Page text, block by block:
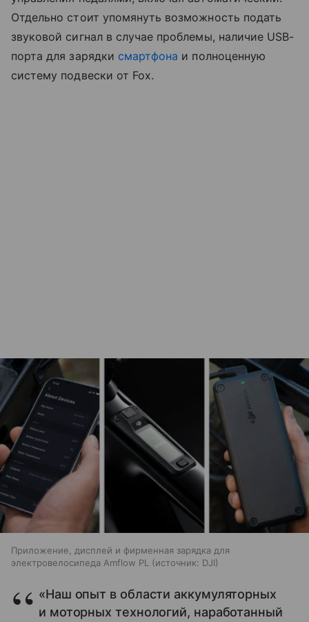
Отдельно стоит упомянуть возможность подать
звуковой сигнал в случае проблемы, наличие USB-
порта для зарядки смартфона и полноценную
систему подвески от Fox.
Приложение, дисплей и фирменная зарядка для
электровелосипеда Amflow PL
источник: DJI
«Наш опыт в области аккумуляторных
и моторных технологий, наработанный